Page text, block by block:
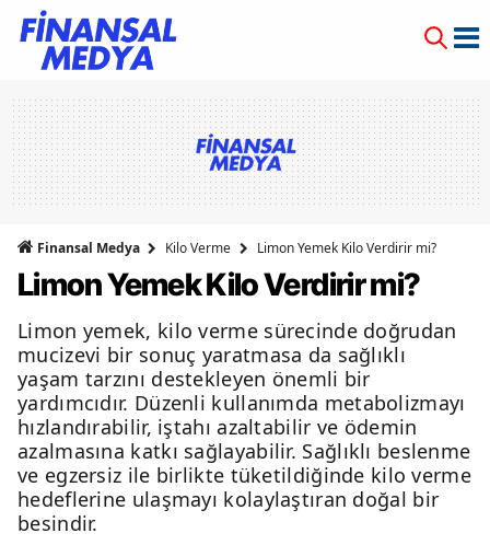
Finansal Medya Kilo Verme Limon Yemek Kilo Verdirir mi?
Limon Yemek Kilo Verdirir mi?
Limon yemek, kilo verme sürecinde doğrudan
mucizevi bir sonuç yaratmasa da sağlıklı
yaşam tarzını destekleyen önemli bir
yardımcıdır. Düzenli kullanımda metabolizmayı
hızlandırabilir, iştahı azaltabilir ve ödemin
azalmasına katkı sağlayabilir. Sağlıklı beslenme
ve egzersiz ile birlikte tüketildiğinde kilo verme
hedeflerine ulaşmayı kolaylaştıran doğal bir
besindir.